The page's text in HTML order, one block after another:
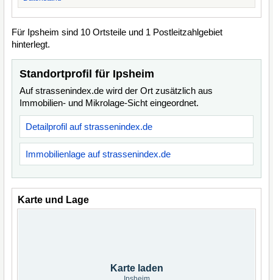
Für Ipsheim sind 10 Ortsteile und 1 Postleitzahlgebiet
hinterlegt.
Standortprofil für Ipsheim
Auf strassenindex.de wird der Ort zusätzlich aus
Immobilien- und Mikrolage-Sicht eingeordnet.
Detailprofil auf strassenindex.de
Immobilienlage auf strassenindex.de
Karte und Lage
Karte laden